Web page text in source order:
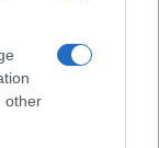
other
vicesindaco:
privata̶…
due furgoni